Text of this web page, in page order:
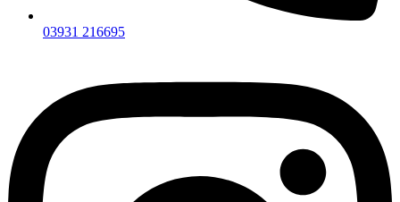
03931 216695